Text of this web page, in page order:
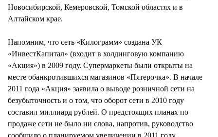
Новосибирской, Кемеровской, Томской областях и в
Алтайском крае.
Напомним, что сеть «Килограмм» создана УК
«ИнвестКапитал» (входит в холдинговую компанию
«Акция») в 2009 году. Супермаркеты были открыты на
месте обанкротившихся магазинов «Пятерочка». В начале
2011 года «Акция» заявила о выводе розничной сети на
безубыточность и о том, что оборот сети в 2010 году
составил миллиард рублей. О предстоящих планах по
продаже сети не было ни слова, напротив, руководство
сообщило о планируемом увеличении в 2011 году